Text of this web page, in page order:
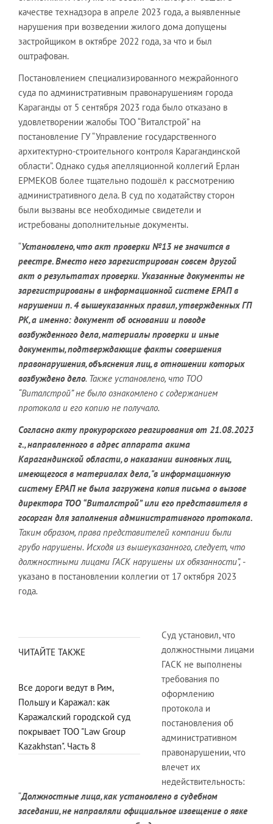
качестве технадзора в апреле 2023 года, а выявленные
нарушения при возведении жилого дома допущены
застройщиком в октябре 2022 года, за что и был
оштрафован.
Постановлением специализированного межрайонного
суда по административным правонарушениям города
Караганды от 5 сентября 2023 года было отказано в
удовлетворении жалобы ТОО “Виталстрой” на
постановление ГУ “Управление государственного
архитектурно-строительного контроля Карагандинской
области”. Однако судья апелляционной коллегий Ерлан
ЕРМЕКОВ более тщательно подошёл к рассмотрению
административного дела. В суд по ходатайству сторон
были вызваны все необходимые свидетели и
истребованы дополнительные документы.
“Установлено, что акт проверки №13 не значится в
реестре. Вместо него зарегистрирован совсем другой
акт о результатах проверки. Указанные документы не
зарегистрированы в информационной системе ЕРАП в
нарушении п. 4 вышеуказанных правил, утвержденных ГП
РК, а именно: документ об основании и поводе
возбужденного дела, материалы проверки и иные
документы, подтверждающие факты совершения
правонарушения, объяснения лиц, в отношении которых
возбуждено дело. Также установлено, что ТОО
“Виталстрой” не было ознакомлено с содержанием
протокола и его копию не получало.
Согласно акту прокурорского реагирования от 21.08.2023
г., направленного в адрес аппарата акима
Карагандинской области, о наказании виновных лиц,
имеющегося в материалах дела, "в информационную
систему ЕРАП не была загружена копия письма о вызове
директора ТОО “Виталстрой” или его представителя в
госорган для заполнения административного протокола.
Таким образом, права представителей компании были
грубо нарушены. Исходя из вышеуказанного, следует, что
должностными лицами ГАСК нарушены их обязанности”, -
указано в постановлении коллегии от 17 октября 2023
года.
ЧИТАЙТЕ ТАКЖЕ
Все дороги ведут в Рим,
Польшу и Каражал: как
Каражалский городской суд
покрывает ТОО "Law Group
Kazakhstan". Часть 8
Суд установил, что
должностными лицами
ГАСК не выполнены
требования по
оформлению
протокола и
постановления об
административном
правонарушении, что
влечет их
недействительность:
“Должностные лица, как установлено в судебном
заседании, не направляли официальное извещение о явке